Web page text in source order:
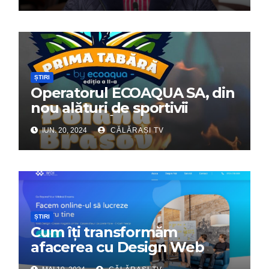
ȘTIRI
Operatorul ECOAQUA SA, din
nou alături de sportivii
călărășeni. Începe „Prima
Tabără”!
IUN. 20, 2024 CĂLĂRAȘI TV
ȘTIRI
Cum îți transformăm
afacerea cu Design Web
Interactiv – Partenerul tău